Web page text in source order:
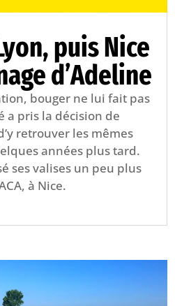
puis Nice
d’Adeline
bouger ne lui fait pas
a pris la décision de
retrouver les mêmes
années plus tard.
ses valises un peu plus
à Nice.